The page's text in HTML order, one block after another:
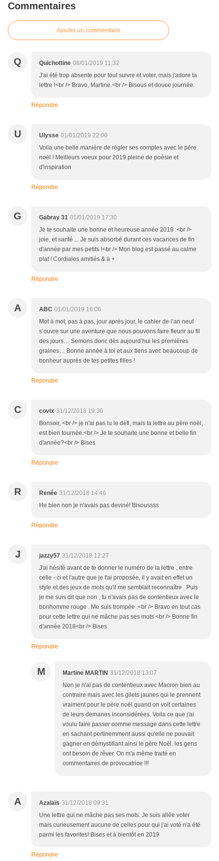
Commentaires
Ajouter un commentaire
Q Quichottine 08/01/2019 11:32
J'ai été trop absente pour tout suivre et voter, mais j'adore ta
lettre !<br /> Bravo, Martine.<br /> Bisous et douce journée.
Répondre
U Ulysse 01/01/2019 22:00
Voila une belle manière de régler ses comptes avec le père
noël ! Meilleurs voeux pour 2019 pleine de poésie et
d'inspiration
Répondre
G Gabray 31 01/01/2019 17:30
Je te souhaite une bonne et heureuse année 2019 :<br />
joie, et santé ... Je suis absorbé durant ces vacances de fin
d'année par mes petits !<br /> Mon blog est passé au calme
plat ! Cordiales amitiés & à +
Répondre
A ABC 01/01/2019 16:06
Mot à mot, pas à pas, jour après jour, le cahier de l’an neuf
s’ouvre sur une aventure que nous pouvons faire fleurir au fil
des jours… Semons donc dès aujourd’hui les premières
graines… Bonne année à toi et aux tiens avec beaucoup de
bonheur auprès de tes petites filles !
Répondre
C covix 31/12/2018 19:30
Bonsoir, <br /> je n'ai pas lu le défi, mais ta lettre au père noël,
est bien tournée.<br /> Je te souhaite une bonne et belle fin
d'année?<br /> Bises
Répondre
R Renée 31/12/2018 14:46
He bien non je n'avais pas deviné! Bisoussss
Répondre
J jazzy57 31/12/2018 12:27
J'ai hésité avant de te donner le numéro de la lettre , entre
celle - ci et l'autre que je t'ai proposée, il y avait en effet un
style et des jeux de mots qu'il me semblait reconnaître . Puis
je me suis dit que non , tu n'avais pas de contentieux avec le
bonhomme rouge . Me suis trompée .<br /> Bravo en tout cas
pour cette lettre qui ne mâche pas ses mots <br /> Bonne fin
d'année 2018<br /> Bises
Répondre
M Martine MARTIN 31/12/2018 13:07
Non je n'ai pas de contentieux avec Macron bien au
contraire mais avec les gilets jaunes qui le prennent
vraiment pour le père noël quand on voit certaines
de leurs demanes inconsidérées. Voila ce que j'ai
voulu faire passer comme message dans cette lettre
en sachant pertinemment aussi qu'elle ne pouvait
gagner en démystifiant ainsi le père Noël. les gens
ont besoin de rêver. On m'a même traité en
commentaires de provocatrice !!!
A Azalaïs 31/12/2018 09:31
Une lettre qui ne mâche pas ses mots. Je suis allée voter
mais curieusement aucune de celles pour qui j'ai voté n'a été
parmi les favorites! Bises et à bientôt en 2019
Répondre